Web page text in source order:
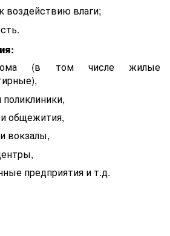
воздействию влаги;
(в том числе жилые
общежития,
вокзалы,
предприятия и т.д.